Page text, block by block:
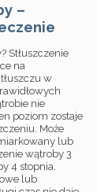
–
Stłuszczenie
na
w
nie
poziom zostaje
Może
lub
wątroby 3
4 stopnia.
lub